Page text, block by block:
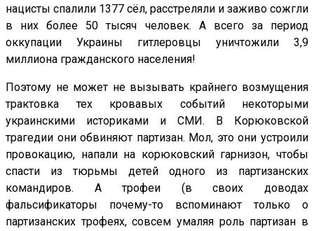
нацисты спалили 1377 сёл, расстреляли и заживо сожгли
в них более 50 тысяч человек. А всего за период
оккупации Украины гитлеровцы уничтожили 3,9
миллиона гражданского населения!
Поэтому не может не вызывать крайнего возмущения
трактовка тех кровавых событий некоторыми
украинскими историками и СМИ. В Корюковской
трагедии они обвиняют партизан. Мол, это они устроили
провокацию, напали на корюковский гарнизон, чтобы
спасти из тюрьмы детей одного из партизанских
командиров. А трофеи (в своих доводах
фальсификаторы почему-то вспоминают только о
партизанских трофеях, совсем умаляя роль партизан в